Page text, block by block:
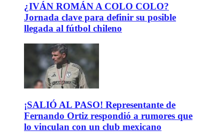
¿IVÁN ROMÁN A COLO COLO?
Jornada clave para definir su posible
llegada al fútbol chileno
¡SALIÓ AL PASO! Representante de
Fernando Ortiz respondió a rumores que
lo vinculan con un club mexicano